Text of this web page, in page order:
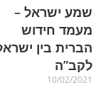
שמע ישראל –
מעמד חידוש
הברית בין
לקב”ה
10/02/2021